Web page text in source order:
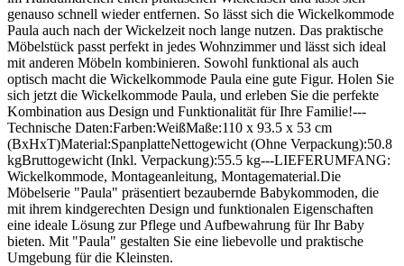
genauso schnell wieder entfernen. So lässt sich die Wickelkommode
Paula auch nach der Wickelzeit noch lange nutzen. Das praktische
Möbelstück passt perfekt in jedes Wohnzimmer und lässt sich ideal
mit anderen Möbeln kombinieren. Sowohl funktional als auch
optisch macht die Wickelkommode Paula eine gute Figur. Holen Sie
sich jetzt die Wickelkommode Paula, und erleben Sie die perfekte
Kombination aus Design und Funktionalität für Ihre Familie!---
Technische Daten:Farben:WeißMaße:110 x 93.5 x 53 cm
(BxHxT)Material:SpanplatteNettogewicht (Ohne Verpackung):50.8
kgBruttogewicht (Inkl. Verpackung):55.5 kg---LIEFERUMFANG:
Wickelkommode, Montageanleitung, Montagematerial.Die
Möbelserie "Paula" präsentiert bezaubernde Babykommoden, die
mit ihrem kindgerechten Design und funktionalen Eigenschaften
eine ideale Lösung zur Pflege und Aufbewahrung für Ihr Baby
bieten. Mit "Paula" gestalten Sie eine liebevolle und praktische
Umgebung für die Kleinsten.